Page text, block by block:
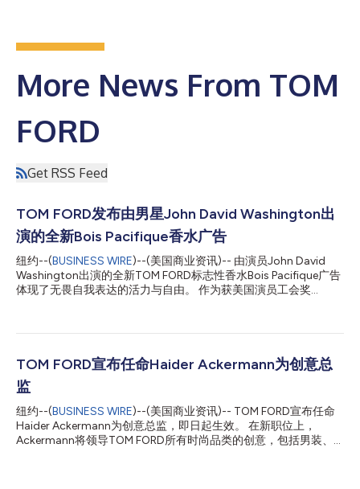
More News From TOM
FORD
Get RSS Feed
TOM FORD发布由男星John David Washington出
演的全新Bois Pacifique香水广告
纽约--(BUSINESS WIRE)--(美国商业资讯)-- 由演员John David
Washington出演的全新TOM FORD标志性香水Bois Pacifique广告
体现了无畏自我表达的活力与自由。 作为获美国演员工会奖
以追求之前长久以来未能得以实现的表演梦想。在2015年HBO的
在观众面前，随后在Spike Lee执导的《黑色党徒
（BlacKkKlansman）》中担任主演，该片在戛纳电影节首映，并
为他赢得了金球奖、美国演员工会奖和全国有色人种协进会形象奖
（NAACP Image Award）提名。之后，他又出演了Christopher
Nolan的《信条（Tenet）》、Sam Levinson的《马尔科姆和玛丽
（Malcolm & Marie）》、David O. Russell的《阿姆斯特丹
（Amsterdam）》和Gareth Edwards的《A.I.创世...
TOM FORD宣布任命Haider Ackermann为创意总
监
纽约--(BUSINESS WIRE)--(美国商业资讯)-- TOM FORD宣布任命
Haider Ackermann为创意总监，即日起生效。 在新职位上，
Ackermann将领导TOM FORD所有时尚品类的创意，包括男装、